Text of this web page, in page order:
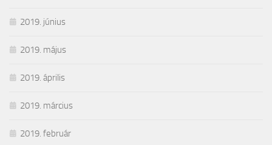
2019. június
2019. május
2019. április
2019. március
2019. február